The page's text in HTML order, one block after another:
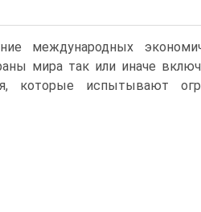
международных
мира так или иначе
которые испытывают